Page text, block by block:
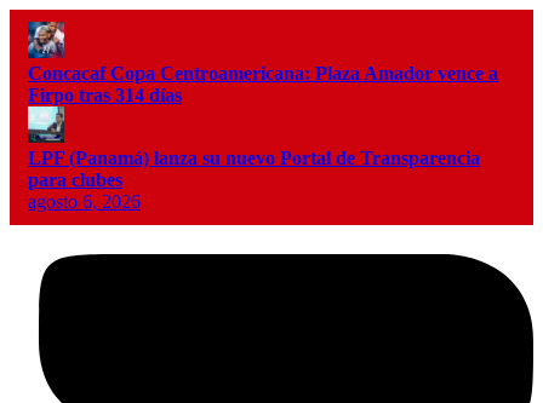
Concacaf Copa Centroamericana: Plaza Amador vence a
Firpo tras 314 días
LPF (Panamá) lanza su nuevo Portal de Transparencia
para clubes
agosto 6, 2026